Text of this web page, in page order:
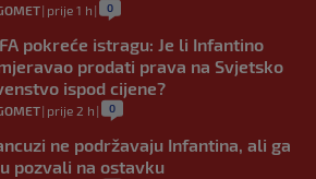
| prije 1 h | 0
pokreće istragu: Je li Infantino
prodati prava na Svjetsko
ispod cijene?
| prije 2 h | 0
ne podržavaju Infantina, ali ga
pozvali na ostavku